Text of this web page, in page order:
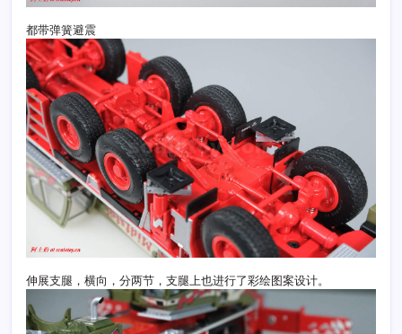
都带弹簧避震
伸展支腿，横向，分两节，支腿上也进行了彩绘图案设计。